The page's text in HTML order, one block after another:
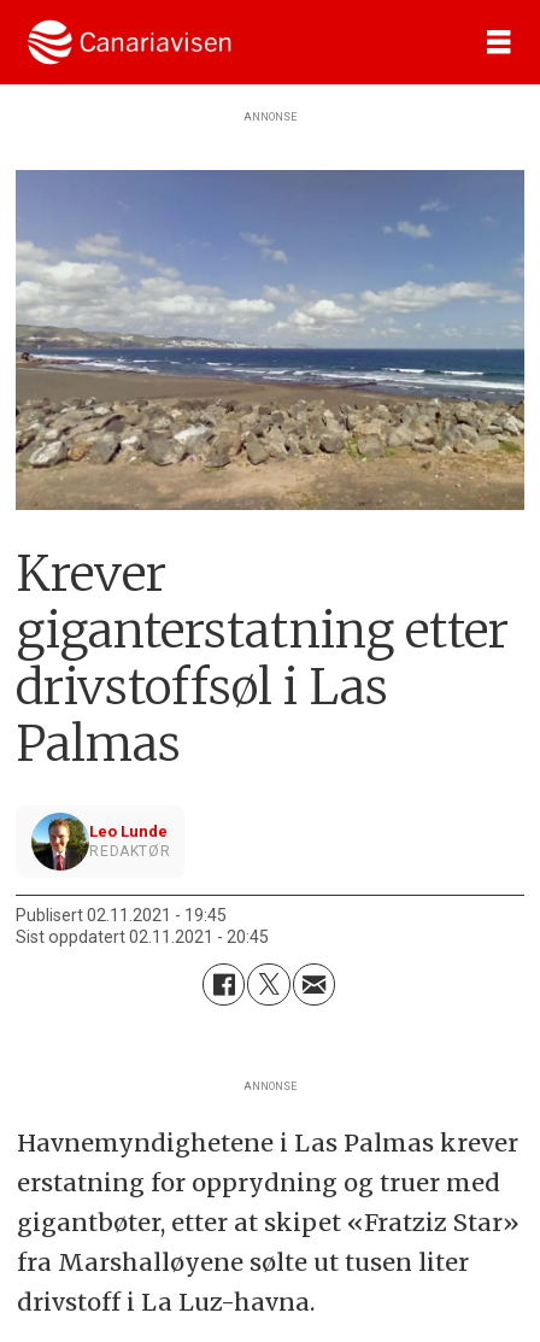
ANNONSE
Krever
giganterstatning etter
drivstoffsøl i Las
Palmas
Leo Lunde
REDAKTØR
Publisert
02.11.2021 - 19:45
Sist oppdatert
02.11.2021 - 20:45
ANNONSE
Havnemyndighetene i Las Palmas krever
erstatning for opprydning og truer med
gigantbøter, etter at skipet «Fratziz Star»
fra Marshalløyene sølte ut tusen liter
drivstoff i La Luz-havna.